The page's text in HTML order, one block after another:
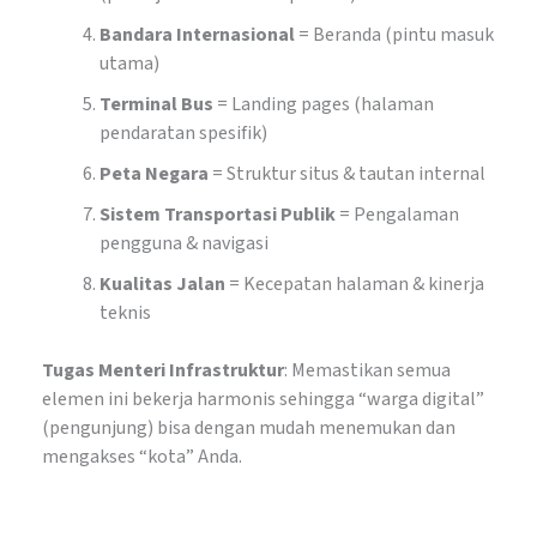
Bandara Internasional= Beranda (pintu masuk
utama)
Terminal Bus = Landing pages (halaman
pendaratan spesifik)
Peta Negara = Struktur situs & tautan internal
Sistem Transportasi Publik= Pengalaman
pengguna & navigasi
Kualitas Jalan = Kecepatan halaman & kinerja
teknis
Tugas Menteri Infrastruktur: Memastikan semua
elemen ini bekerja harmonis sehingga “warga digital”
(pengunjung) bisa dengan mudah menemukan dan
mengakses “kota” Anda.